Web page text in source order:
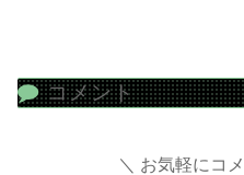
コメント
お気軽にコ